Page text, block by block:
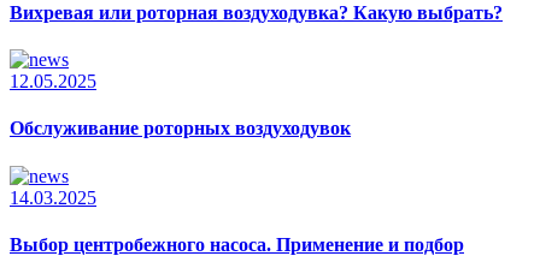
Вихревая или роторная воздуходувка? Какую выбрать?
12.05.2025
Обслуживание роторных воздуходувок
14.03.2025
Выбор центробежного насоса. Применение и подбор